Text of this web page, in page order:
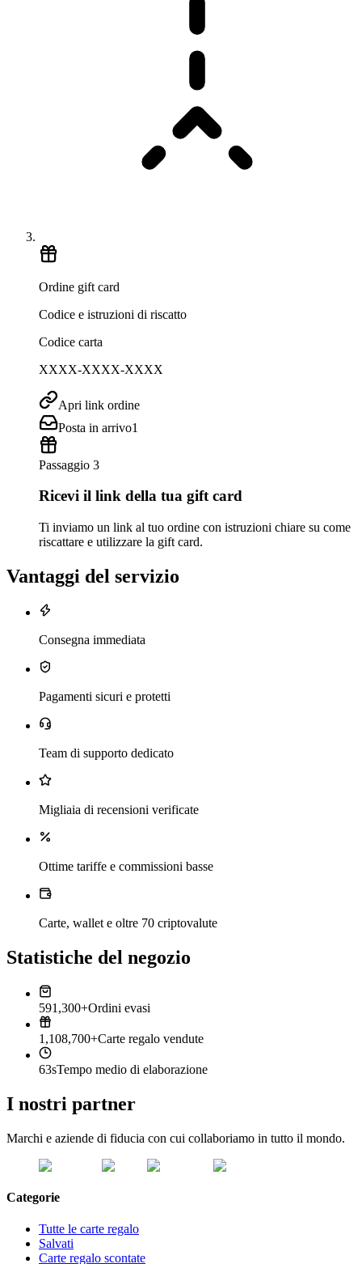
Ordine gift card
Codice e istruzioni di riscatto
Codice carta
XXXX-XXXX-XXXX
Apri link ordine
Posta in arrivo1
Passaggio 3
Ricevi il link della tua gift card
Ti inviamo un link al tuo ordine con istruzioni chiare su come
riscattare e utilizzare la gift card.
Vantaggi del servizio
Consegna immediata
Pagamenti sicuri e protetti
Team di supporto dedicato
Migliaia di recensioni verificate
Ottime tariffe e commissioni basse
Carte, wallet e oltre 70 criptovalute
Statistiche del negozio
591,300+Ordini evasi
1,108,700+Carte regalo vendute
63sTempo medio di elaborazione
I nostri partner
Marchi e aziende di fiducia con cui collaboriamo in tutto il mondo.
Categorie
Tutte le carte regalo
Salvati
Carte regalo scontate